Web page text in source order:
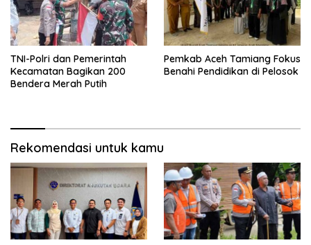
TNI-Polri dan Pemerintah
Kecamatan Bagikan 200
Bendera Merah Putih
Pemkab Aceh Tamiang Fokus
Benahi Pendidikan di Pelosok
Rekomendasi untuk kamu